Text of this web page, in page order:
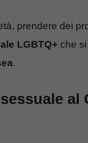
prendere dei
LGBTQ+ che
.
al